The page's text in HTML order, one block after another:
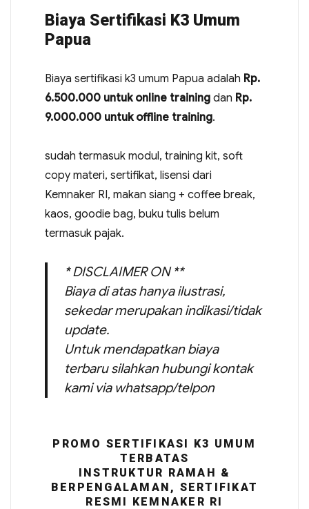
Biaya Sertifikasi K3 Umum
Papua
Biaya sertifikasi k3 umum Papua adalah Rp.
6.500.000 untuk online trainingdan Rp.
9.000.000 untuk offline training.
sudah termasuk modul, training kit, soft
copy materi, sertifikat, lisensi dari
Kemnaker RI, makan siang + coffee break,
kaos, goodie bag, buku tulis belum
termasuk pajak.
* DISCLAIMER ON **
Biaya di atas hanya ilustrasi,
sekedar merupakan indikasi/tidak
update.
Untuk mendapatkan biaya
terbaru silahkan hubungi kontak
kami via whatsapp/telpon
PROMO SERTIFIKASI K3 UMUM
TERBATAS
INSTRUKTUR RAMAH &
BERPENGALAMAN, SERTIFIKAT
RESMI KEMNAKER RI